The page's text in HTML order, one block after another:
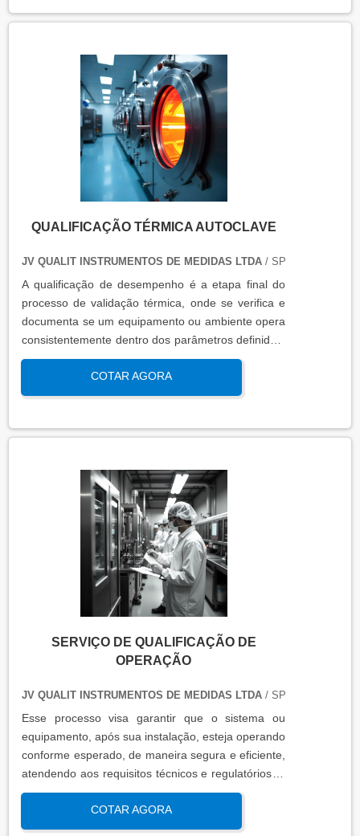
produtos, como autoclaves, estufas, câmaras frias,
qualificação térmica é apresentado em um relatório
técnico que contém informações como gráficos,
certificados de calibração e a conclusão das
condições funcionais.
QUALIFICAÇÃO TÉRMICA AUTOCLAVE
JV QUALIT INSTRUMENTOS DE MEDIDAS LTDA/ SP
A qualificação de desempenho é a etapa final do
processo de validação térmica, onde se verifica e
documenta se um equipamento ou ambiente opera
consistentemente dentro dos parâmetros definidos,
sob condições reais de uso. Esta qualificação
assegura que os processos atendem aos requisitos
regulatórios e de qualidade, garantindo segurança
COTAR AGORA
SERVIÇO DE QUALIFICAÇÃO DE
OPERAÇÃO
JV QUALIT INSTRUMENTOS DE MEDIDAS LTDA/ SP
Esse processo visa garantir que o sistema ou
equipamento, após sua instalação, esteja operando
conforme esperado, de maneira segura e eficiente,
atendendo aos requisitos técnicos e regulatórios. A
qualificação de operação é focada em verificar se o
sistema ou equipamento funciona dentro dos
parâmetros esperados em condições reais de
COTAR AGORA